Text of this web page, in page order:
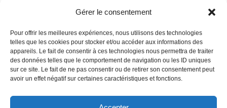
Gérer le consentement
Pour offrir les meilleures expériences, nous utilisons des technologies
telles que les cookies pour stocker et/ou accéder aux informations des
appareils. Le fait de consentir à ces technologies nous permettra de traiter
des données telles que le comportement de navigation ou les ID uniques
sur ce site. Le fait de ne pas consentir ou de retirer son consentement peut
avoir un effet négatif sur certaines caractéristiques et fonctions.
Mentions Légales
Conditions Générales de Ventes
Déclaration de Confidentialité